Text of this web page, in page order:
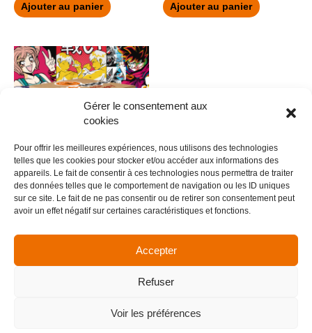
Gérer le consentement aux
cookies
Pour offrir les meilleures expériences, nous utilisons des technologies
telles que les cookies pour stocker et/ou accéder aux informations des
appareils. Le fait de consentir à ces technologies nous permettra de traiter
des données telles que le comportement de navigation ou les ID uniques
sur ce site. Le fait de ne pas consentir ou de retirer son consentement peut
avoir un effet négatif sur certaines caractéristiques et fonctions.
Accepter
Refuser
Voir les préférences
Ajouter au panier Ajouter au panier
0011 – Anime V.10
5,00 €
Ajouter au panier
Menu